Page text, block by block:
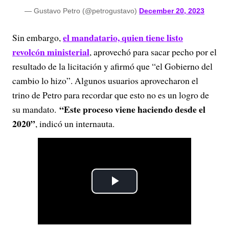
— Gustavo Petro (@petrogustavo) December 20, 2023
Sin embargo,el mandatario, quien tiene listo
revolcón ministerial, aprovechó para sacar pecho por el
resultado de la licitación y afirmó que “el Gobierno del
cambio lo hizo”. Algunos usuarios aprovecharon el
trino de Petro para recordar que esto no es un logro de
su mandato. “Este proceso viene haciendo desde el
2020”, indicó un internauta.
P